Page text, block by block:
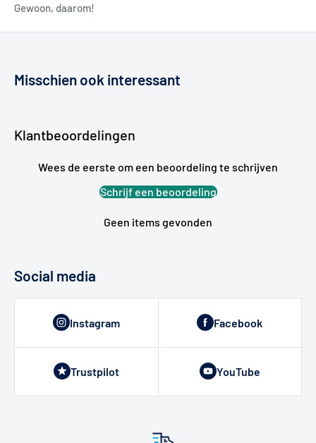
Gewoon, daarom!
Misschien ook interessant
Klantbeoordelingen
Wees de eerste om een beoordeling te schrijven
Schrijf een beoordeling
Geen items gevonden
Social media
Instagram Facebook
Trustpilot YouTube